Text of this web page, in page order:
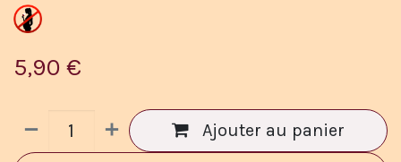
5,90 €
Ajouter au panier